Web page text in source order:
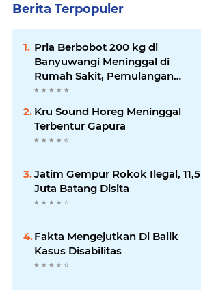
Berita Terpopuler
Pria Berbobot 200 kg di
Banyuwangi Meninggal di
Rumah Sakit, Pemulangan
Dibantu Damkar dan Basarnas
Kru Sound Horeg Meninggal
Terbentur Gapura
Jatim Gempur Rokok Ilegal, 11,5
Juta Batang Disita
Fakta Mengejutkan Di Balik
Kasus Disabilitas